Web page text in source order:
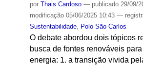
por Thais Cardoso — publicado29/09/
modificação05/06/2025 10:43 —
Sustentabilidade, Polo São Carlos
O debate abordou dois tópicos
busca de fontes renováveis
energia: 1. a transição vivida